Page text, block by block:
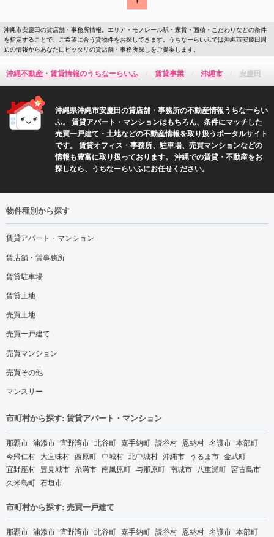
沖縄市安慶田の貸店舗・事務所情報。エリア・モノレール駅・家賃・面積・こだわりなどの条件
を指定することで、ご希望に合う貸物件をお探しできます。うちなーらいふでは沖縄市安慶田周
辺の情報からあなたにピッタリの貸店舗・事務所探しをご提案します。
沖縄不動産・賃貸情報のうちなーらいふ 賃貸事業 沖縄市 安慶田
沖縄県沖縄市安慶田の貸店舗・事務所の不動産情報うちなーらい
ふ。 賃貸アパート・マンションはもちろん、条件にマッチした
売買一戸建て・土地などの不動産情報を取り扱うポータルサイト
です。 賃貸オフィス・事務所、駐車場、売買マンションなどの
情報も豊富に取り扱っております。 沖縄での賃貸・不動産をお
探しなら、うちなーらいふにお任せください。
物件種別から探す
賃貸アパート・マンション
賃店舗・賃事務所
賃貸駐車場
賃貸土地
売買土地
売買一戸建て
売買マンション
売買その他
マンスリー
市町村から探す: 賃貸アパート・マンション
那覇市 浦添市 宜野湾市 北谷町 嘉手納町 読谷村 恩納村 名護市 本部町
今帰仁村 大宜味村 西原町 中城村 北中城村 沖縄市 うるま市 金武町
宜野座村 豊見城市 糸満市 南風原町 与那原町 南城市 八重瀬町 宮古島市
久米島町 石垣市
市町村から探す: 売買一戸建て
那覇市 浦添市 宜野湾市 北谷町 嘉手納町 読谷村 恩納村 名護市 本部町